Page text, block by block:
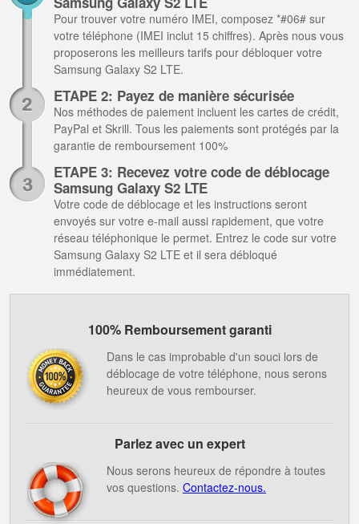
Pour trouver votre numéro IMEI, composez *#06# sur
votre téléphone (IMEI inclut 15 chiffres). Après nous vous
proposerons les meilleurs tarifs pour débloquer votre
Samsung Galaxy S2 LTE.
ETAPE 2: Payez de manière sécurisée
Nos méthodes de paiement incluent les cartes de crédit,
PayPal et Skrill. Tous les paiements sont protégés par la
garantie de remboursement 100%
ETAPE 3: Recevez votre code de déblocage
Samsung Galaxy S2 LTE
Votre code de déblocage et les instructions seront
envoyés sur votre e-mail aussi rapidement, que votre
réseau téléphonique le permet. Entrez le code sur votre
Samsung Galaxy S2 LTE et il sera débloqué
immédiatement.
100% Remboursement garanti
Dans le cas improbable d'un souci lors de
déblocage de votre téléphone, nous serons
heureux de vous rembourser.
Parlez avec un expert
Nous serons heureux de répondre à toutes
vos questions. Contactez-nous.